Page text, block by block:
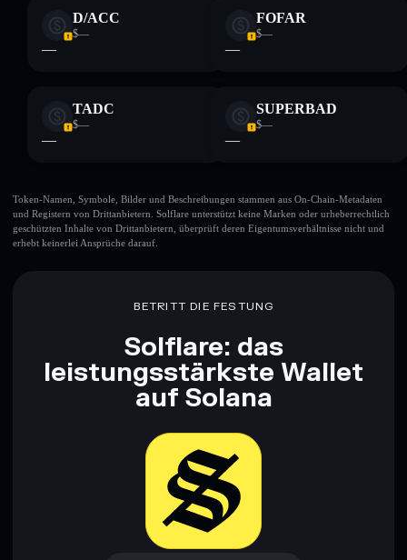
D/ACC
$—
—
FOFAR
$—
—
TADC
$—
—
SUPERBAD
$—
—
Token-Namen, Symbole, Bilder und Beschreibungen stammen aus On-Chain-Metadaten
und Registern von Drittanbietern. Solflare unterstützt keine Marken oder urheberrechtlich
geschützten Inhalte von Drittanbietern, überprüft deren Eigentumsverhältnisse nicht und
erhebt keinerlei Ansprüche darauf.
BETRITT DIE FESTUNG
Solflare: das
leistungsstärkste Wallet
auf Solana
Jetzt herunterladen